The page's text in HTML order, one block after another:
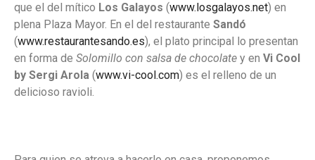
que el del mítico Los Galayos (www.losgalayos.net) en
plena Plaza Mayor. En el del restaurante Sandó
(www.restaurantesando.es), el plato principal lo presentan
en forma de Solomillo con salsa de chocolate y en Vi Cool
by Sergi Arola (www.vi-cool.com) es el relleno de un
delicioso ravioli.